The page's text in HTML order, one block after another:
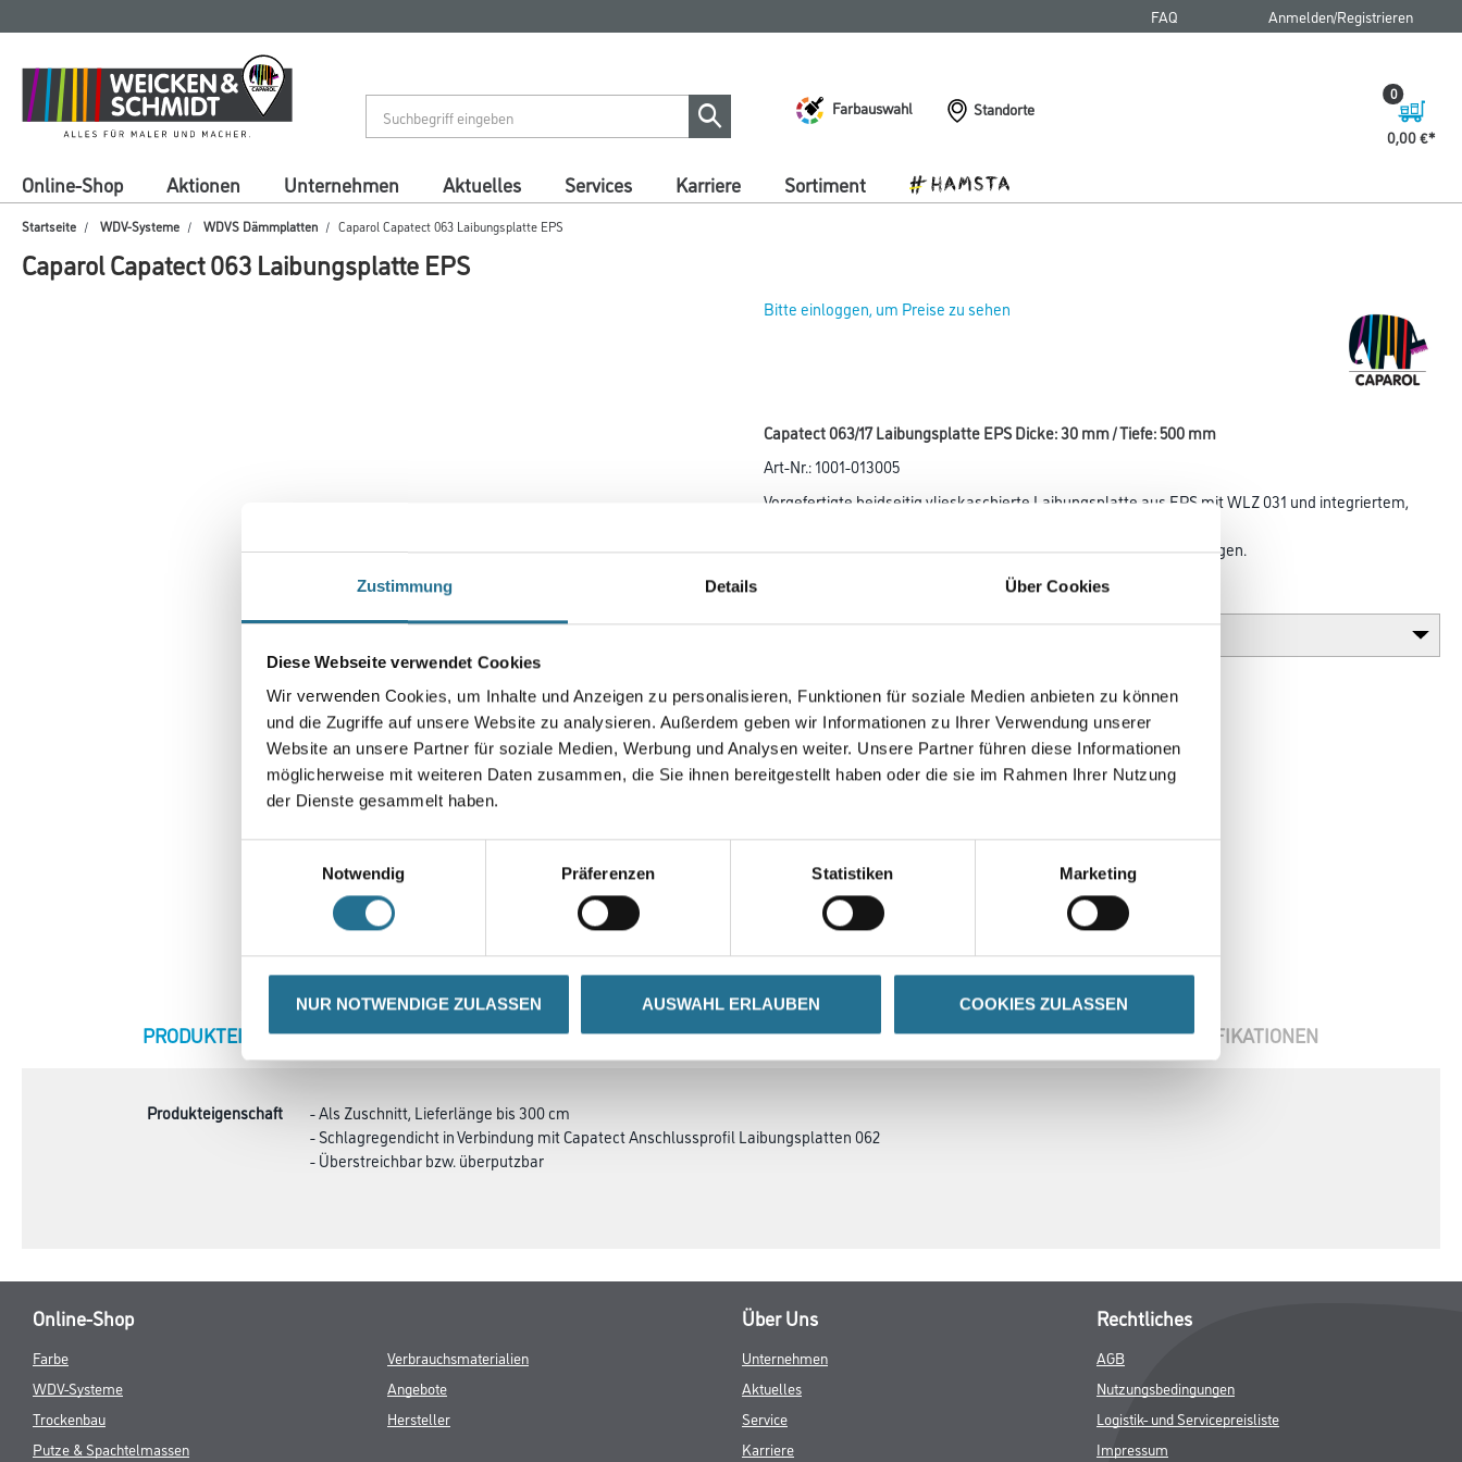
Zustimmung Details Über Cookies
Diese Webseite verwendet Cookies
Wir verwenden Cookies, um Inhalte und Anzeigen zu personalisieren, Funktionen für soziale Medien anbieten zu können
und die Zugriffe auf unsere Website zu analysieren. Außerdem geben wir Informationen zu Ihrer Verwendung unserer
Website an unsere Partner für soziale Medien, Werbung und Analysen weiter. Unsere Partner führen diese Informationen
möglicherweise mit weiteren Daten zusammen, die Sie ihnen bereitgestellt haben oder die sie im Rahmen Ihrer Nutzung
der Dienste gesammelt haben.
Notwendig
Präferenzen Statistiken Marketing
NUR NOTWENDIGE ZULASSEN AUSWAHL ERLAUBEN COOKIES ZULASSEN
springen
springen
FAQ Anmelden/Registrieren
Farbauswahl
Standorte
0,00 €
0
Online-Shop Aktionen Unternehmen Aktuelles Services Karriere Sortiment
Startseite WDV-Systeme WDVS Dämmplatten Caparol Capatect 063 Laibungsplatte EPS
Caparol Capatect 063 Laibungsplatte EPS
Bitte einloggen, um Preise zu sehen
Capatect 063/17 Laibungsplatte EPS Dicke: 30 mm / Tiefe: 500 mm
Art-Nr.:1001-013005
Vorgefertigte beidseitig vlieskaschierte Laibungsplatte aus EPS mit WLZ 031 und integriertem,
zur schnellen und sauberen Ausbildung der Fenster- und Türlaibungen.
CURRENT
PRODUKTEIGENSCHAFTEN ZUSATZINFOS GEFAHRENHINWEISE DATENBLÄTTER SPEZIFIKATIONEN
Produkteigenschaft
- Als Zuschnitt, Lieferlänge bis 300 cm
- Schlagregendicht in Verbindung mit Capatect Anschlussprofil Laibungsplatten 062
- Überstreichbar bzw. überputzbar
Online-Shop
Farbe
WDV-Systeme
Trockenbau
Putze & Spachtelmassen
Verbrauchsmaterialien
Angebote
Hersteller
Über Uns
Unternehmen
Aktuelles
Service
Karriere
Rechtliches
AGB
Nutzungsbedingungen
Logistik- und Servicepreisliste
Impressum